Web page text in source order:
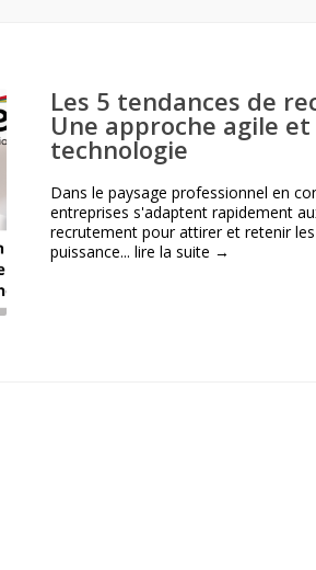
Les 5 tendances de
Une approche agile
technologie
Dans le paysage professionnel en
entreprises s'adaptent rapidement
recrutement pour attirer et retenir
puissance... lire la suite →